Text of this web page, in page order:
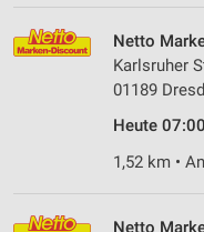
Netto
Karlsruher
01189
Heute
1,52 km •
Netto